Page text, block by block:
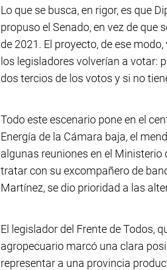
Lo que se busca, en rigor, es que
propuso el Senado, en vez de que
de 2021. El proyecto, de ese
los legisladores volverían a votar:
dos tercios de los votos y si no
Todo este escenario pone en el
Energía de la Cámara baja, el
algunas reuniones en el Ministerio
tratar con su excompañero de
Martínez, se dio prioridad a las
El legislador del Frente de Todos,
agropecuario marcó una clara
representar a una provincia